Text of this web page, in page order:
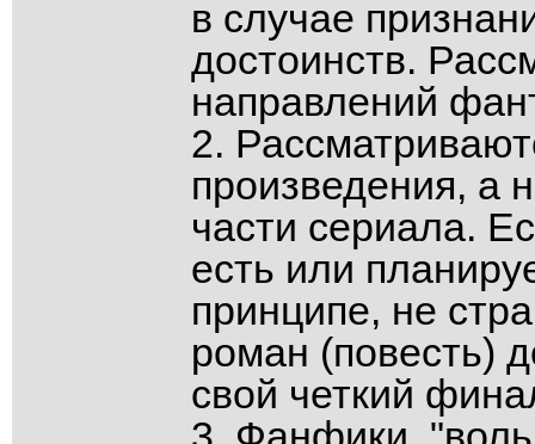
в случае
достоинств.
направлений
2.
произведения, а
части сериала.
есть или
принципе, не
роман (повесть)
свой четкий